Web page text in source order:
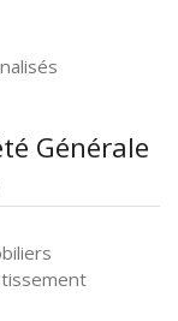
Générale